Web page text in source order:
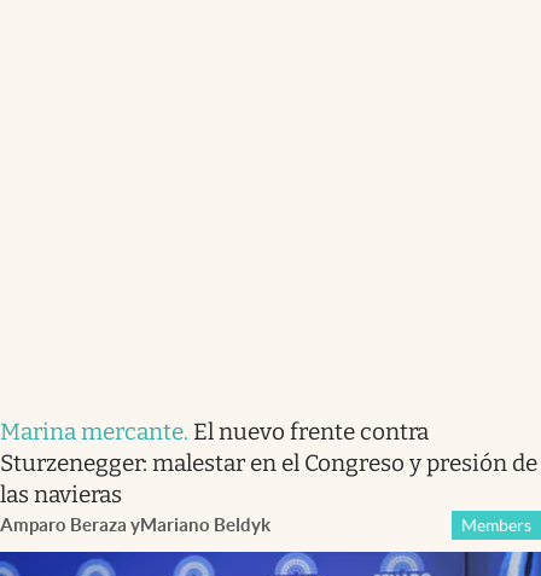
Marina mercante. El nuevo frente contra
Sturzenegger: malestar en el Congreso y presión de
las navieras
Amparo Beraza yMariano Beldyk Members